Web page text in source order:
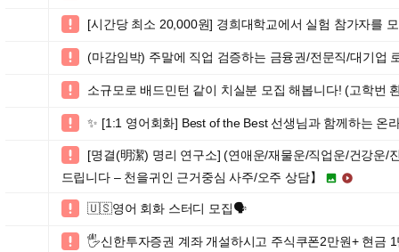
 [시간당 최소 20,000원] 경희대학교에서 실험 참가자를
 (마감임박) 주말에 직업 검증하는 금융권/전문직/대기업
 소규모로 배드민턴 같이 치실분 모집 해봅니다! (고학번
 ✨ [1:1 영어회화] Best of the Best 선생님과 함께하는 온

[명결(明潔) 명리 연구소] (연애운/재물운/직업운/건강운/
드립니다 – 천을귀인 근거중심 사주/오주 상담】
 
 🇺🇸영어 회화 스터디 모집🗣️
 🖐신한투자증권 계좌 개설하시고 주식쿠폰2만원+ 현금